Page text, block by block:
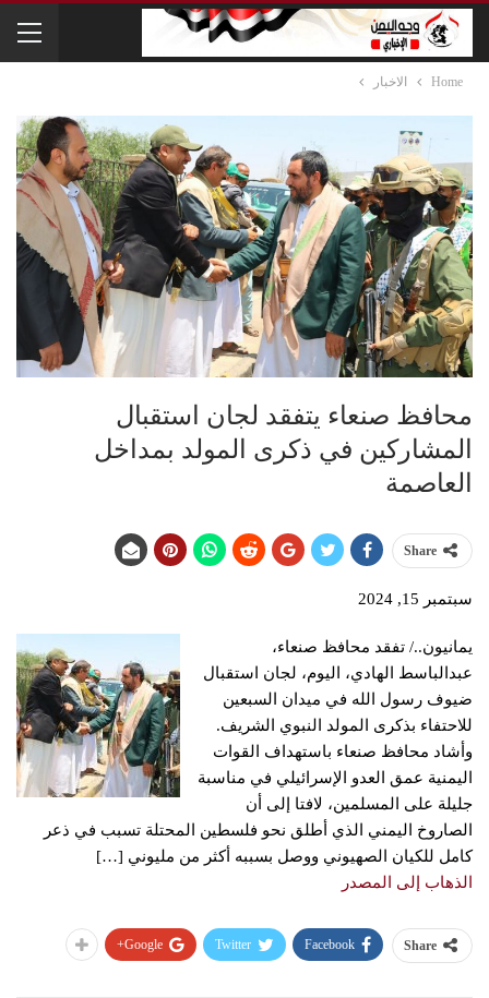
Home الاخبار
محافظ صنعاء يتفقد لجان استقبال
المشاركين في ذكرى المولد بمداخل
العاصمة
Share
سبتمبر 15, 2024
يمانيون../ تفقد محافظ صنعاء،
عبدالباسط الهادي، اليوم، لجان استقبال
ضيوف رسول الله في ميدان السبعين
للاحتفاء بذكرى المولد النبوي الشريف.
وأشاد محافظ صنعاء باستهداف القوات
اليمنية عمق العدو الإسرائيلي في مناسبة
جليلة على المسلمين، لافتا إلى أن
الصاروخ اليمني الذي أطلق نحو فلسطين المحتلة تسبب في ذعر
كامل للكيان الصهيوني ووصل بسببه أكثر من مليوني […]
الذهاب إلى المصدر
Share
Facebook
Twitter
Google+